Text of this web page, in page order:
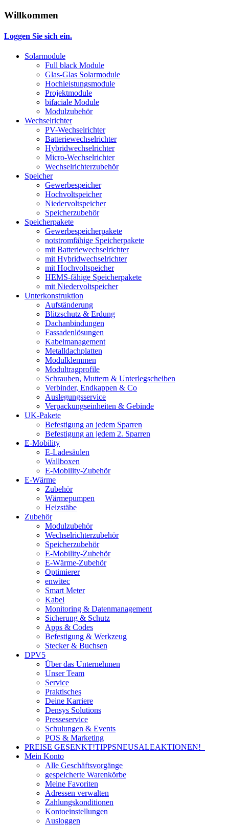
Willkommen
Loggen Sie sich ein.
Solarmodule
Full black Module
Glas-Glas Solarmodule
Hochleistungsmodule
Projektmodule
bifaciale Module
Modulzubehör
Wechselrichter
PV-Wechselrichter
Batteriewechselrichter
Hybridwechselrichter
Micro-Wechselrichter
Wechselrichterzubehör
Speicher
Gewerbespeicher
Hochvoltspeicher
Niedervoltspeicher
Speicherzubehör
Speicherpakete
Gewerbespeicherpakete
notstromfähige Speicherpakete
mit Batteriewechselrichter
mit Hybridwechselrichter
mit Hochvoltspeicher
HEMS-fähige Speicherpakete
mit Niedervoltspeicher
Unterkonstruktion
Aufständerung
Blitzschutz & Erdung
Dachanbindungen
Fassadenlösungen
Kabelmanagement
Metalldachplatten
Modulklemmen
Modultragprofile
Schrauben, Muttern & Unterlegscheiben
Verbinder, Endkappen & Co
Auslegungsservice
Verpackungseinheiten & Gebinde
UK-Pakete
Befestigung an jedem Sparren
Befestigung an jedem 2. Sparren
E-Mobility
E-Ladesäulen
Wallboxen
E-Mobility-Zubehör
E-Wärme
Zubehör
Wärmepumpen
Heizstäbe
Zubehör
Modulzubehör
Wechselrichterzubehör
Speicherzubehör
E-Mobility-Zubehör
E-Wärme-Zubehör
Optimierer
enwitec
Smart Meter
Kabel
Monitoring & Datenmanagement
Sicherung & Schutz
Apps & Codes
Befestigung & Werkzeug
Stecker & Buchsen
DPV5
Über das Unternehmen
Unser Team
Service
Praktisches
Deine Karriere
Densys Solutions
Presseservice
Schulungen & Events
POS & Marketing
PREISE GESENKT!TIPPSNEUSALEAKTIONEN!
Mein Konto
Alle Geschäftsvorgänge
gespeicherte Warenkörbe
Meine Favoriten
Adressen verwalten
Zahlungskonditionen
Kontoeinstellungen
Ausloggen